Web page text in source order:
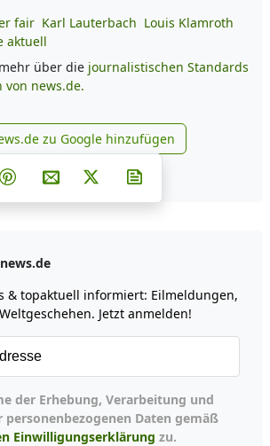
fair Karl Lauterbach Louis Klamroth
aktuell
über die journalistischen Standards
von news.de.
news.de zu Google
zu Google hinzufügen
Teilen auf Facebook
Teilen auf Whatsapp
Teilen auf Telegram
Teilen auf Pinterest
Per E-Mail teilen
Post auf X
& topaktuell informiert: Eilmeldungen,
Jetzt anmelden!
Daten gemäß
Einwilligungserklärung zu.